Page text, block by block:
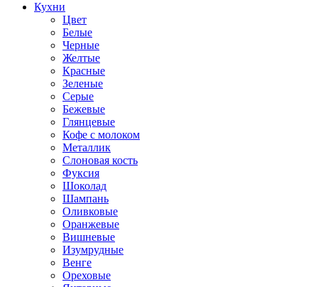
Кухни
Цвет
Белые
Черные
Желтые
Красные
Зеленые
Серые
Бежевые
Глянцевые
Кофе с молоком
Металлик
Слоновая кость
Фуксия
Шоколад
Шампань
Оливковые
Оранжевые
Вишневые
Изумрудные
Венге
Ореховые